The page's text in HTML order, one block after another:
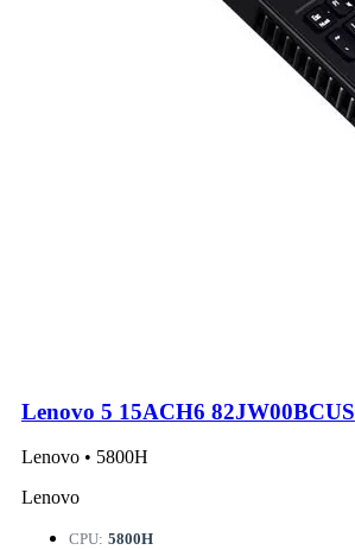
Lenovo 5 15ACH6 82JW00BCUS
Lenovo • 5800H
Lenovo
CPU: 5800H